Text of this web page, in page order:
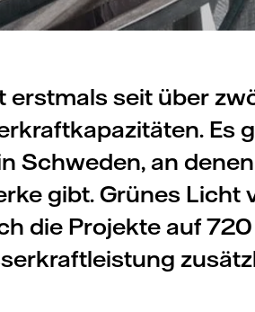
erstmals seit über
Es
Schweden, an
gibt. Grünes Licht
die Projekte auf